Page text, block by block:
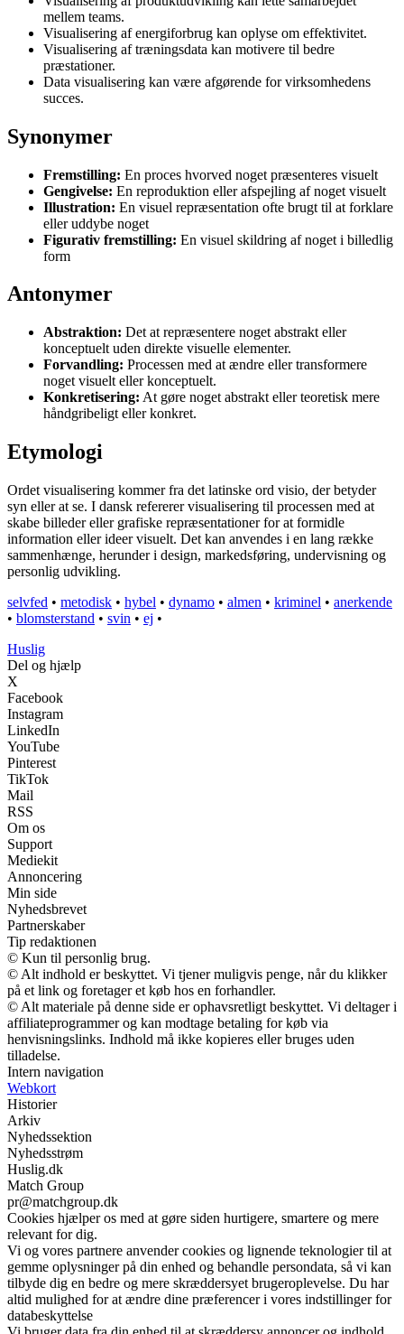
mellem teams.
Visualisering af energiforbrug kan oplyse om effektivitet.
Visualisering af træningsdata kan motivere til bedre
præstationer.
Data visualisering kan være afgørende for virksomhedens
succes.
Synonymer
Fremstilling: En proces hvorved noget præsenteres visuelt
Gengivelse: En reproduktion eller afspejling af noget visuelt
Illustration: En visuel repræsentation ofte brugt til at forklare
eller uddybe noget
Figurativ fremstilling: En visuel skildring af noget i billedlig
form
Antonymer
Abstraktion: Det at repræsentere noget abstrakt eller
konceptuelt uden direkte visuelle elementer.
Forvandling: Processen med at ændre eller transformere
noget visuelt eller konceptuelt.
Konkretisering: At gøre noget abstrakt eller teoretisk mere
håndgribeligt eller konkret.
Etymologi
Ordet visualisering kommer fra det latinske ord visio, der betyder
syn eller at se. I dansk refererer visualisering til processen med at
skabe billeder eller grafiske repræsentationer for at formidle
information eller ideer visuelt. Det kan anvendes i en lang række
sammenhænge, herunder i design, markedsføring, undervisning og
personlig udvikling.
selvfed • metodisk • hybel • dynamo • almen • kriminel • anerkende
• blomsterstand • svin • ej •
Huslig
Del og hjælp
X
Facebook
Instagram
LinkedIn
YouTube
Pinterest
TikTok
Mail
RSS
Om os
Support
Mediekit
Annoncering
Min side
Nyhedsbrevet
Partnerskaber
Tip redaktionen
© Kun til personlig brug.
© Alt indhold er beskyttet. Vi tjener muligvis penge, når du klikker
på et link og foretager et køb hos en forhandler.
© Alt materiale på denne side er ophavsretligt beskyttet. Vi deltager i
affiliateprogrammer og kan modtage betaling for køb via
henvisningslinks. Indhold må ikke kopieres eller bruges uden
tilladelse.
Intern navigation
Webkort
Historier
Arkiv
Nyhedssektion
Nyhedsstrøm
Huslig.dk
Match Group
pr@matchgroup.dk
Cookies hjælper os med at gøre siden hurtigere, smartere og mere
relevant for dig.
Vi og vores partnere anvender cookies og lignende teknologier til at
gemme oplysninger på din enhed og behandle persondata, så vi kan
tilbyde dig en bedre og mere skræddersyet brugeroplevelse. Du har
altid mulighed for at ændre dine præferencer i vores indstillinger for
databeskyttelse